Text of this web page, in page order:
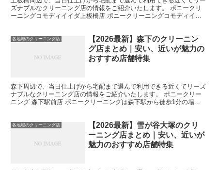
ズナブルなクリーニング店の情報をご紹介いたします。 ポニークリ
ーニングコモディイイダ上板橋店 ポニークリーニングコモディイイ
各地域のクリーニング店
【2026最新】森下のクリーニン
グ店まとめ｜安い、近いが魅力の
おすすめ店舗特集
森下周辺で、当日仕上げから宅配まで選んで利用できる近くてリーズ
ナブルなクリーニング店の情報をご紹介いたします。 ポニークリー
ニング 森下駅前店 ポニークリーニングは森下駅から徒歩1分の場所
各地域のクリーニング店
【2026最新】雪が谷大塚のクリ
ーニング店まとめ｜安い、近いが
魅力のおすすめ店舗特集